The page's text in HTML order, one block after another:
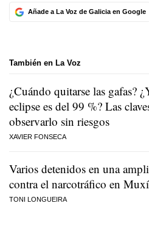
Añade a La Voz de Galicia en Google
También en La Voz
¿Cuándo quitarse las gafas?
eclipse es del 99 %? Las
observarlo sin riesgos
XAVIER FONSECA
Varios detenidos en una
contra el narcotráfico en
TONI LONGUEIRA